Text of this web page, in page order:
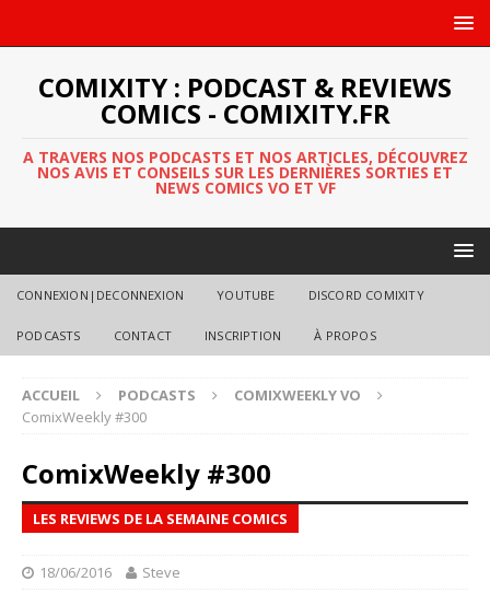
COMIXITY : PODCAST & REVIEWS
COMICS - COMIXITY.FR
A TRAVERS NOS PODCASTS ET NOS ARTICLES, DÉCOUVREZ
NOS AVIS ET CONSEILS SUR LES DERNIÈRES SORTIES ET
NEWS COMICS VO ET VF
CONNEXION|DECONNEXION YOUTUBE DISCORD COMIXITY
PODCASTS CONTACT INSCRIPTION À PROPOS
ACCUEIL PODCASTS
COMIXWEEKLY VO
ComixWeekly #300
ComixWeekly #300
LES REVIEWS DE LA SEMAINE COMICS
18/06/2016 Steve